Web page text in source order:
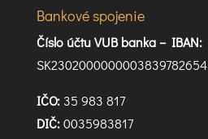
Bankové spojenie
Číslo účtu VUB banka – IBAN:
SK2302000000003839782654
IČO:35 983 817
DIČ:0035983817